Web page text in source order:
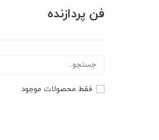
فن پردازنده
فقط محصولات موجود